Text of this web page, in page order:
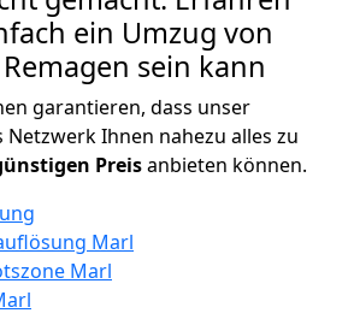
ein Umzug von
sein kann
garantieren, dass unser
Ihnen nahezu alles zu
Preisanbieten können.
Marl
Marl